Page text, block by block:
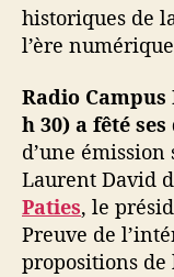
historiques de
l’ère
Radio Campus
h 30) a fêté
d’une émission
Laurent David
Paties, le
Preuve de
propositions